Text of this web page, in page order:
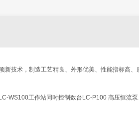
新技术，制造工艺精良、外形优美、性能指标
WS100工作站同时控制数台LC-P100 高压恒流